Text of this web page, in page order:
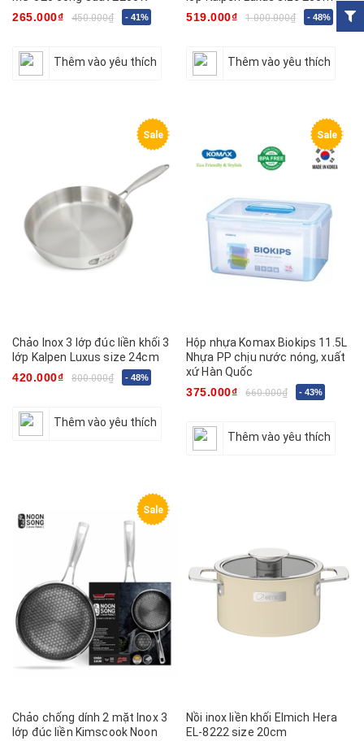
265.000₫
450.000₫ - 41%
Thêm vào yêu thích
519.000₫
1.000.000₫ - 48%
Thêm vào yêu thích
Sale
Chảo Inox 3 lớp đúc liền khối 3
lớp Kalpen Luxus size 24cm
420.000₫
800.000₫ - 48%
Thêm vào yêu thích
Sale
Hộp nhựa Komax Biokips 11.5L
Nhựa PP chịu nước nóng, xuất
xứ Hàn Quốc
375.000₫
660.000₫ - 43%
Thêm vào yêu thích
Sale
Chảo chống dính 2 mặt Inox 3
lớp đúc liền Kimscook Noon
Nồi inox liền khối Elmich Hera
EL-8222 size 20cm